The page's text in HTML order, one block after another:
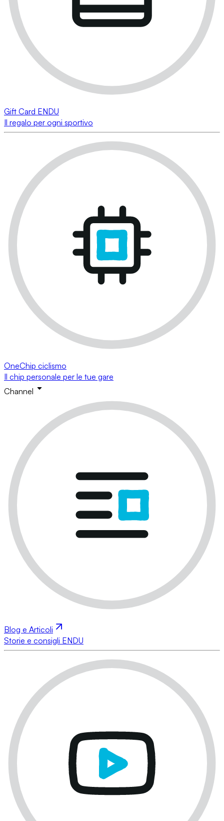
Gift Card ENDU
Il regalo per ogni sportivo
OneChip ciclismo
Il chip personale per le tue gare
Channel
Blog e Articoli
Storie e consigli ENDU